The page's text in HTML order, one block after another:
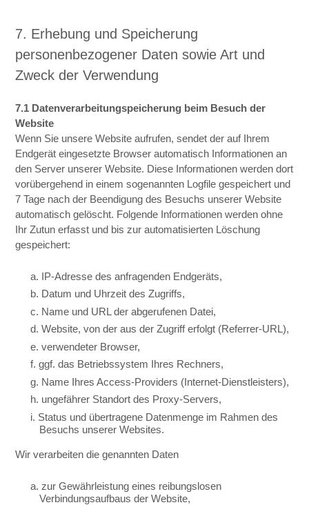
7. Erhebung und Speicherung
personenbezogener Daten sowie Art und
Zweck der Verwendung
7.1 Datenverarbeitungspeicherung beim Besuch der
Website
Wenn Sie unsere Website aufrufen, sendet der auf Ihrem
Endgerät eingesetzte Browser automatisch Informationen an
den Server unserer Website. Diese Informationen werden dort
vorübergehend in einem sogenannten Logfile gespeichert und
7 Tage nach der Beendigung des Besuchs unserer Website
automatisch gelöscht. Folgende Informationen werden ohne
Ihr Zutun erfasst und bis zur automatisierten Löschung
gespeichert:
a. IP-Adresse des anfragenden Endgeräts,
b. Datum und Uhrzeit des Zugriffs,
c. Name und URL der abgerufenen Datei,
d. Website, von der aus der Zugriff erfolgt (Referrer-URL),
e. verwendeter Browser,
f. ggf. das Betriebssystem Ihres Rechners,
g. Name Ihres Access-Providers (Internet-Dienstleisters),
h. ungefährer Standort des Proxy-Servers,
i. Status und übertragene Datenmenge im Rahmen des
Besuchs unserer Websites.
Wir verarbeiten die genannten Daten
a. zur Gewährleistung eines reibungslosen
Verbindungsaufbaus der Website,